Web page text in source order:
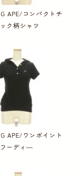
APE/コンパクトチ
ク柄シャツ
APE/ワンポイント
フーディ―